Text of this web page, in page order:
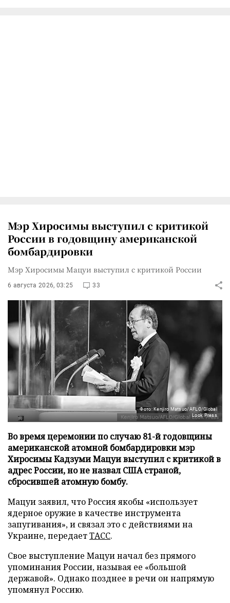
Мэр Хиросимы выступил с критикой
России в годовщину американской
бомбардировки
Мэр Хиросимы Мацуи выступил с критикой России
6 августа 2026, 03:25 33
Фото: Kenjiro Matsuo/AFLO/Global
Look Press
Во время церемонии по случаю 81-й годовщины
американской атомной бомбардировки мэр
Хиросимы Кадзуми Мацуи выступил с критикой в
адрес России, но не назвал США страной,
сбросившей атомную бомбу.
Мацуи заявил, что Россия якобы «использует
ядерное оружие в качестве инструмента
запугивания», и связал это с действиями на
Украине, передаетТАСС.
Свое выступление Мацуи начал без прямого
упоминания России, называя ее «большой
державой». Однако позднее в речи он напрямую
упомянул Россию.